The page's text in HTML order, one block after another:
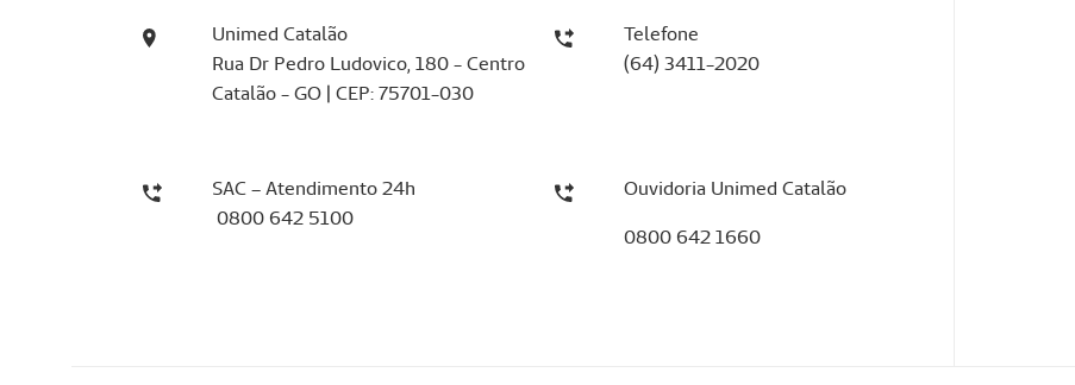
Unimed Catalão
Rua Dr Pedro Ludovico, 180 - Centro
Catalão - GO | CEP: 75701-030
Telefone
(64) 3411-2020
SAC – Atendimento 24h
0800 642 5100
Ouvidoria Unimed Catalão
0800 642 1660